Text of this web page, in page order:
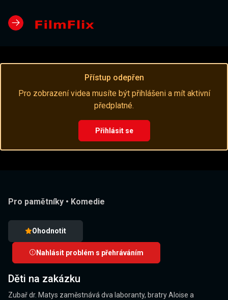
Přístup odepřen
Pro zobrazení videa musíte být přihlášeni a mít aktivní
předplatné.
Přihlásit se
Pro pamětníky • Komedie
Ohodnotit
Nahlásit problém s přehráváním
Děti na zakázku
Zubař dr. Matys zaměstnává dva laboranty, bratry Aloise a